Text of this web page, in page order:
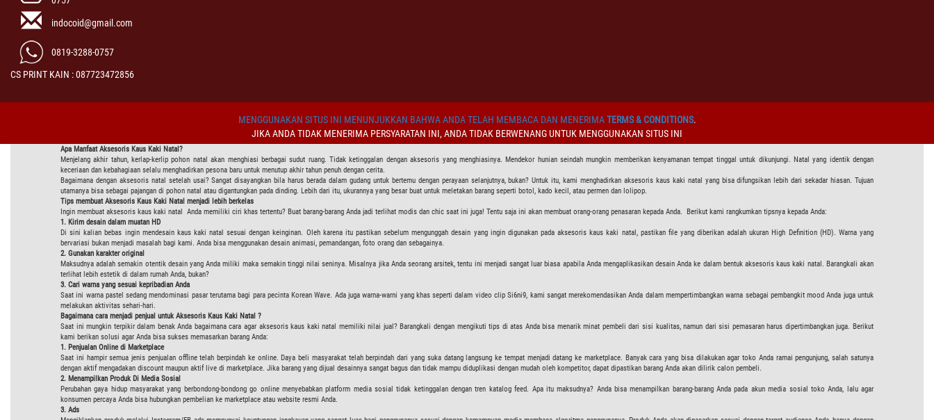
indocoid@gmail.com
0819-3288-0757
CS PRINT KAIN : 087723472856
MENGGUNAKAN SITUS INI MENUNJUKKAN BAHWA ANDA TELAH MEMBACA DAN MENERIMATERMS & CONDITIONS.
JIKA ANDA TIDAK MENERIMA PERSYARATAN INI, ANDA TIDAK BERWENANG UNTUK MENGGUNAKAN SITUS INI
Apa Manfaat Aksesoris Kaus Kaki Natal?
Menjelang akhir tahun, kerlap-kerlip pohon natal akan menghiasi berbagai sudut ruang. Tidak ketinggalan dengan aksesoris yang menghiasinya. Mendekor hunian seindah mungkin memberikan kenyamanan tempat tinggal untuk dikunjungi. Natal yang identik dengan
keceriaan dan kebahagiaan selalu menghadirkan pesona baru untuk menutup akhir tahun penuh dengan cerita.
Bagaimana dengan aksesoris natal setelah usai? Sangat disayangkan bila harus berada dalam gudang untuk bertemu dengan perayaan selanjutnya, bukan? Untuk itu, kami menghadirkan aksesoris kaus kaki natal yang bisa difungsikan lebih dari sekadar hiasan. Tujuan
utamanya bisa sebagai pajangan di pohon natal atau digantungkan pada dinding. Lebih dari itu, ukurannya yang besar buat untuk meletakan barang seperti botol, kado kecil, atau permen dan lolipop.
Tips membuat Aksesoris Kaus Kaki Natal menjadi lebih berkelas
Ingin membuat aksesoris kaus kaki natal Anda memiliki ciri khas tertentu? Buat barang-barang Anda jadi terlihat modis dan chic saat ini juga! Tentu saja ini akan membuat orang-orang penasaran kepada Anda. Berikut kami rangkumkan tipsnya kepada Anda:
1. Kirim desain dalam muatan HD
Di sini kalian bebas ingin mendesain kaus kaki natal sesuai dengan keinginan. Oleh karena itu pastikan sebelum mengunggah desain yang ingin digunakan pada aksesoris kaus kaki natal, pastikan file yang diberikan adalah ukuran High Definition (HD). Warna yang
bervariasi bukan menjadi masalah bagi kami. Anda bisa menggunakan desain animasi, pemandangan, foto orang dan sebagainya.
2. Gunakan karakter original
Maksudnya adalah semakin otentik desain yang Anda miliki maka semakin tinggi nilai seninya. Misalnya jika Anda seorang arsitek, tentu ini menjadi sangat luar biasa apabila Anda mengaplikasikan desain Anda ke dalam bentuk aksesoris kaus kaki natal. Barangkali akan
terlihat lebih estetik di dalam rumah Anda, bukan?
3. Cari warna yang sesuai kepribadian Anda
Saat ini warna pastel sedang mendominasi pasar terutama bagi para pecinta Korean Wave. Ada juga warna-warni yang khas seperti dalam video clip Si6ni9, kami sangat merekomendasikan Anda dalam mempertimbangkan warna sebagai pembangkit mood Anda juga untuk
melakukan aktivitas sehari-hari.
Bagaimana cara menjadi penjual untuk Aksesoris Kaus Kaki Natal ?
Saat ini mungkin terpikir dalam benak Anda bagaimana cara agar aksesoris kaus kaki natal memiliki nilai jual? Barangkali dengan mengikuti tips di atas Anda bisa menarik minat pembeli dari sisi kualitas, namun dari sisi pemasaran harus dipertimbangkan juga. Berikut
kami berikan solusi agar Anda bisa sukses memasarkan barang Anda:
1. Penjualan Online di Marketplace
Saat ini hampir semua jenis penjualan offline telah berpindah ke online. Daya beli masyarakat telah berpindah dari yang suka datang langsung ke tempat menjadi datang ke marketplace. Banyak cara yang bisa dilakukan agar toko Anda ramai pengunjung, salah satunya
dengan aktif mengadakan discount maupun aktif live di marketplace. Jika barang yang dijual desainnya sangat bagus dan tidak mampu diduplikasi dengan mudah oleh kompetitor, dapat dipastikan barang Anda akan dilirik calon pembeli.
2. Menampilkan Produk Di Media Sosial
Perubahan gaya hidup masyarakat yang berbondong-bondong go online menyebabkan platform media sosial tidak ketinggalan dengan tren katalog feed. Apa itu maksudnya? Anda bisa menampilkan barang-barang Anda pada akun media sosial toko Anda, lalu agar
konsumen percaya Anda bisa hubungkan pembelian ke marketplace atau website resmi Anda.
3. Ads